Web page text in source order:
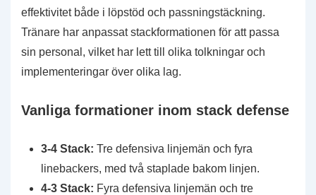
effektivitet både i löpstöd och passningstäckning.
Tränare har anpassat stackformationen för att passa
sin personal, vilket har lett till olika tolkningar och
implementeringar över olika lag.
Vanliga formationer inom stack defense
3-4 Stack: Tre defensiva linjemän och fyra
linebackers, med två staplade bakom linjen.
4-3 Stack: Fyra defensiva linjemän och tre